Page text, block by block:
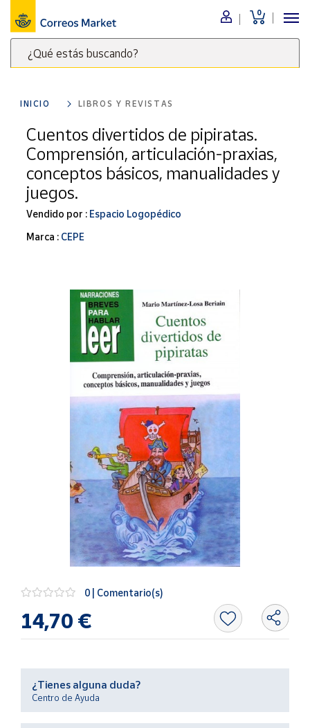
0
¿Qué estás buscando?
clave
para
buscar
productos
Correos
Market
Menú
Nuestro
catálogo
Alimentación
Bebidas
Ocio y cultura
Juguetes y
juegos
Libros y
Market
Productos
Solidarios
Ayuda
Centro
INICIO LIBROS Y REVISTAS
Cuentos divertidos de pipiratas.
Comprensión, articulación-praxias,
conceptos básicos, manualidades y
juegos.
Vendido por : Espacio Logopédico
Marca : CEPE
0 | Comentario(s)
14,70 €
¿Tienes alguna duda?
Centro de Ayuda